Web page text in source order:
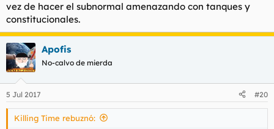
vez de hacer el subnormal amenazando con tanques y
constitucionales.
Apofis
No-calvo de mierda
5 Jul 2017 #20
Killing Time rebuznó: